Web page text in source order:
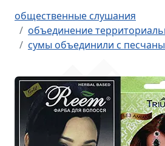
общественные слушания
объединение
сумы объединили с